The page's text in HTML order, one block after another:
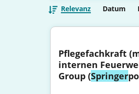
Relevanz Datum
Pflegefachkraft
internen
Group (Springer